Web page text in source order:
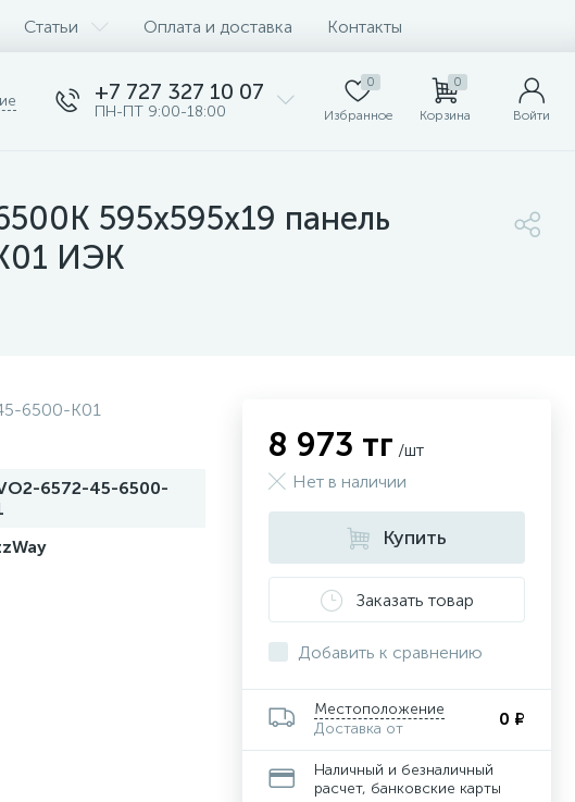
Статьи Оплата и доставка Контакты
+7 727 327 10 07
ПН-ПТ 9:00-18:00
0
Избранное
0
Корзина Войти
595х595х19 панель
ИЭК
6500-K01
6572-45-6500-
8 973 тг /шт
Нет в наличии
Купить
Заказать товар
Добавить к сравнению
Местоположение
Доставка от
0 ₽
Наличный и безналичный
расчет, банковские карты